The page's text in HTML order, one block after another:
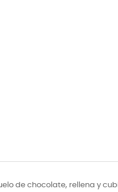
de chocolate, rellena y